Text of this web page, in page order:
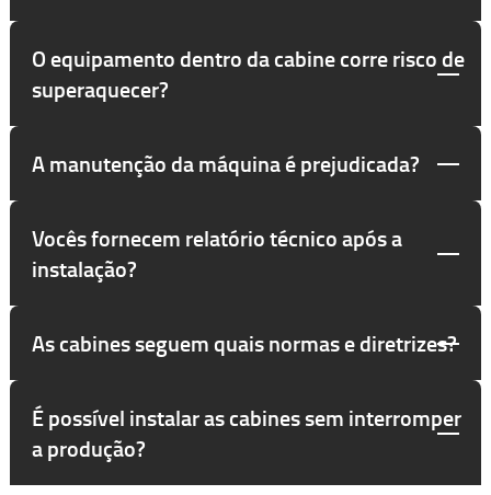
O equipamento dentro da cabine corre risco de
superaquecer?
A manutenção da máquina é prejudicada?
Vocês fornecem relatório técnico após a
instalação?
As cabines seguem quais normas e diretrizes?
É possível instalar as cabines sem interromper
a produção?